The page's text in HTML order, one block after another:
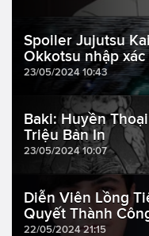
Spoiler Jujutsu
Okkotsu nhập xác
23/05/2024 10:43
Baki: Huyền
Triệu Bản In
23/05/2024 10:07
Diễn Viên Lồng
Quyết Thành
22/05/2024 21:15